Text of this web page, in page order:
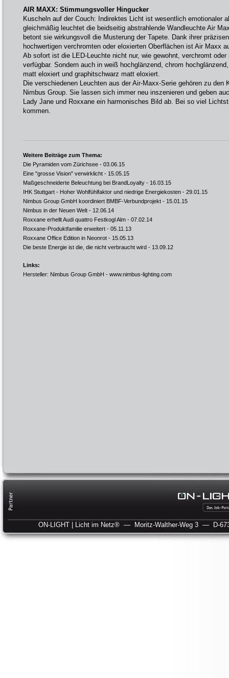
AIR MAXX: Stimmungsvoller Hingucker
Kuscheln auf der Couch: Indirektes Licht ist wesentlich emotionaler
gleichmäßig leuchtet die beidseitig abstrahlende Wandleuchte Air
betont sie wirkungsvoll die Musterung der Tapete. Dank ihrer
hochwertigen verchromten oder eloxierten Oberflächen ist Air Maxx
Ab sofort ist die LED-Leuchte nicht nur, wie gewohnt, verchromt
verfügbar. Sondern auch in weiß hochglänzend, chrom
matt eloxiert und graphitschwarz matt eloxiert.
Die verschiedenen Leuchten aus der Air-Maxx-Serie gehören zu den
Nimbus Group. Sie lassen sich immer neu inszenieren und geben
Lady Jane und Roxxane ein harmonisches Bild ab. Bei so viel
kommen.
Weitere Beiträge zum Thema:
Die Pyramiden vom Zürichsee - 03.06.15
Eine "grosse Vision" verwirklicht - 15.05.15
Maßgeschneiderte Beleuchtung bei BrandLoyalty - 16.03.15
IHK Stuttgart - Hoher Wohlfühlfaktor und niedrige Energiekosten - 29.01.15
Nimbus Group GmbH koordiniert BMBF-Verbundprojekt - 15.01.15
Nimbus in der Neuen Welt - 12.06.14
Roxxane erhellt Audi quattro Festkogl Alm - 07.02.14
Roxxane-Produktfamilie erweitert - 05.11.13
Roxxane Office Edition in Neonrot - 15.05.13
Die beste Energie ist die, die nicht verbraucht wird - 13.09.12
Links:
Hersteller: Nimbus Group GmbH - www.nimbus-lighting.com
ON-LIGHT | Licht im Netz® — Moritz-Walther-Weg 3 — D-